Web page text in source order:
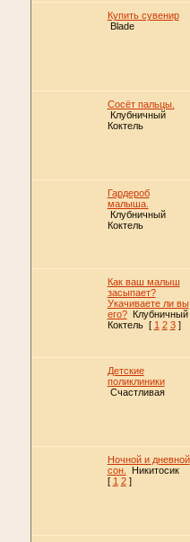
Купить сувенир
Blade
Сосёт пальцы.
Клубничный
Коктель
Гардероб
малыша.
Клубничный
Коктель
Как ваш малыш
засыпает?
Укачиваете ли вы
его?
Клубничный
Коктель [ 1 2 3 ]
Детские
поликлиники
Счастливая
Ночной и дневной
сон.
Никитосик
[ 1 2 ]